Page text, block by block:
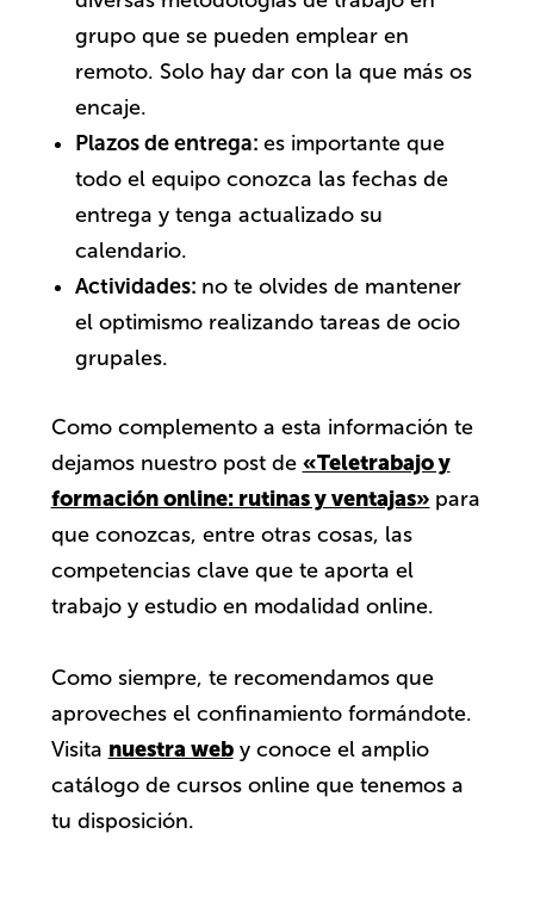
grupo que se pueden emplear en
remoto. Solo hay dar con la que más os
encaje.
Plazos de entrega: es importante que
todo el equipo conozca las fechas de
entrega y tenga actualizado su
calendario.
Actividades: no te olvides de mantener
el optimismo realizando tareas de ocio
grupales.
Como complemento a esta información te
dejamos nuestro post de «Teletrabajo y
formación online: rutinas y ventajas» para
que conozcas, entre otras cosas, las
competencias clave que te aporta el
trabajo y estudio en modalidad online.
Como siempre, te recomendamos que
aproveches el confinamiento formándote.
Visita nuestra weby conoce el amplio
catálogo de cursos online que tenemos a
tu disposición.